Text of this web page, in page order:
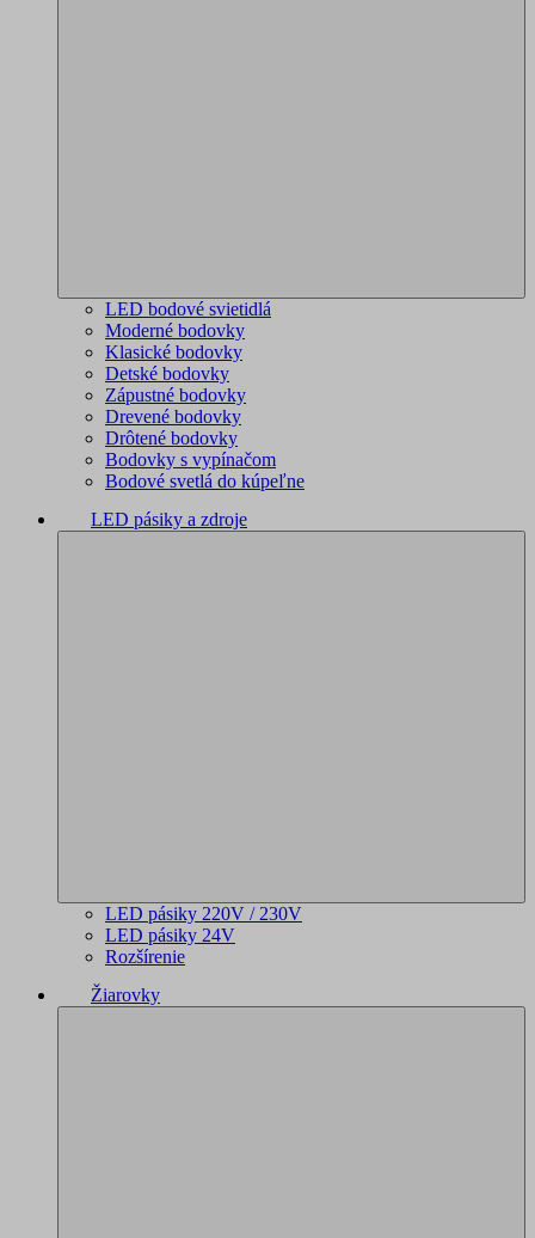
LED bodové svietidlá
Moderné bodovky
Klasické bodovky
Detské bodovky
Zápustné bodovky
Drevené bodovky
Drôtené bodovky
Bodovky s vypínačom
Bodové svetlá do kúpeľne
LED pásiky a zdroje
LED pásiky 220V / 230V
LED pásiky 24V
Rozšírenie
Žiarovky